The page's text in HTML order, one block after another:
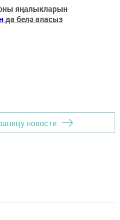
яңалыкларын
да белә аласыз
новости